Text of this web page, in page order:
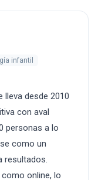
infantil
lleva desde 2010
con aval
personas a lo
como un
resultados.
online, lo